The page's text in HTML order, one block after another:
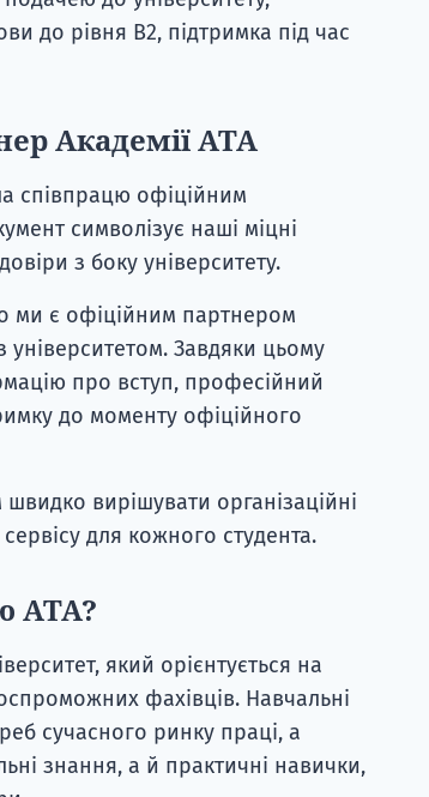
до рівня B2, підтримка під час
Академії ATA
співпрацю офіційним
символізує наші міцні
з боку університету.
ми є офіційним партнером
університетом. Завдяки цьому
про вступ, професійний
до моменту офіційного
вирішувати організаційні
для кожного студента.
ATA?
який орієнтується на
фахівців. Навчальні
сучасного ринку праці, а
знання, а й практичні навички,